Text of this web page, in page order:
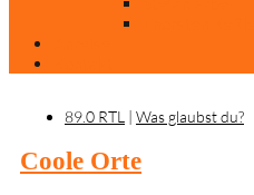
89.0 RTL | Was glaubst du?
Coole Orte